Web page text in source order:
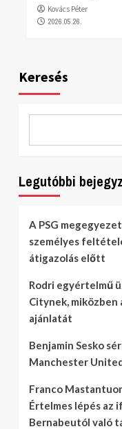
Kovács Péter
2026.05.26.
Keresés
Legutóbbi
A PSG
személyes
átigazolás előtt
Rodri egyértelmű
Citynek, miközben
ajánlatát
Benjamin Sesko
Manchester
Franco
Értelmes lépés az
Bernabeutól való